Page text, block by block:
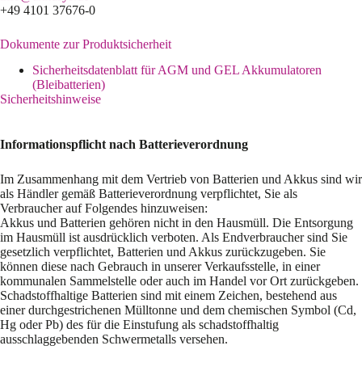
+49 4101 37676-0
Dokumente zur Produktsicherheit
Sicherheitsdatenblatt für AGM und GEL Akkumulatoren
(Bleibatterien)
Sicherheitshinweise
Informationspflicht nach Batterieverordnung
Im Zusammenhang mit dem Vertrieb von Batterien und Akkus sind wir
als Händler gemäß Batterieverordnung verpflichtet, Sie als
Verbraucher auf Folgendes hinzuweisen:
Akkus und Batterien gehören nicht in den Hausmüll. Die Entsorgung
im Hausmüll ist ausdrücklich verboten. Als Endverbraucher sind Sie
gesetzlich verpflichtet, Batterien und Akkus zurückzugeben. Sie
können diese nach Gebrauch in unserer Verkaufsstelle, in einer
kommunalen Sammelstelle oder auch im Handel vor Ort zurückgeben.
Schadstoffhaltige Batterien sind mit einem Zeichen, bestehend aus
einer durchgestrichenen Mülltonne und dem chemischen Symbol (Cd,
Hg oder Pb) des für die Einstufung als schadstoffhaltig
ausschlaggebenden Schwermetalls versehen.